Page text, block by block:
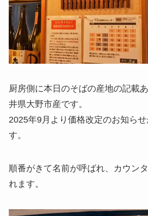
厨房側に本日のそばの産地の記載
井県大野市産です。
2025年9月より価格改定のお知ら
す。
順番がきて名前が呼ばれ、カウン
れます。